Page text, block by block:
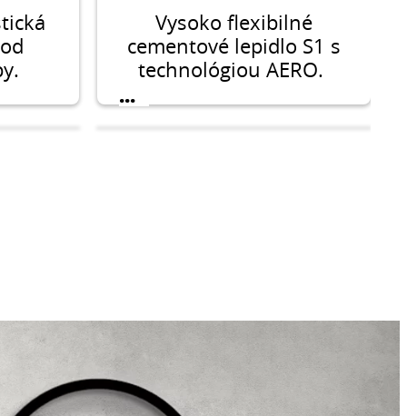
Vysoko flexibilné
cementové lepidlo S1 s
technológiou AERO.
...
Flexibilné zlepšené
cementové gélové
lepidlo S1